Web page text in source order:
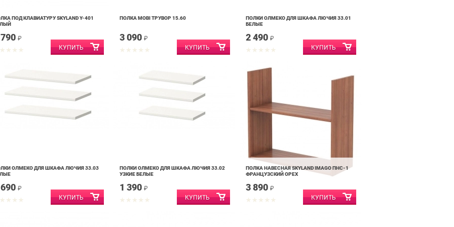
ПОД КЛАВИАТУРУ SKYLAND Y-401
₽
ПОЛКА MOBI ТРУВОР 15.60
3 090 ₽
ПОЛКИ ОЛМЕКО ДЛЯ ШКАФА ЛЮЧИЯ 33.01
БЕЛЫЕ
2 490 ₽
ОЛМЕКО ДЛЯ ШКАФА ЛЮЧИЯ 33.03
₽
ПОЛКИ ОЛМЕКО ДЛЯ ШКАФА ЛЮЧИЯ 33.02
УЗКИЕ БЕЛЫЕ
1 390 ₽
ПОЛКА НАВЕСНАЯ SKYLAND IMAGO ПНС-1
ФРАНЦУЗСКИЙ ОРЕХ
3 890 ₽